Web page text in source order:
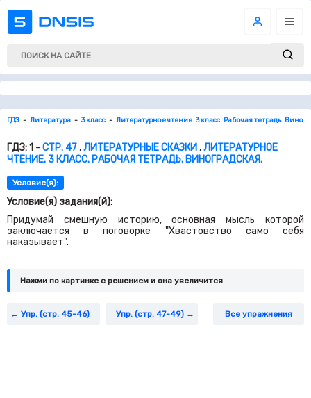
ГДЗ Литература 3 класс Литературное чтение. 3 класс. Рабочая тетрадь.
ГДЗ: 1 -СТР. 47,ЛИТЕРАТУРНЫЕ СКАЗКИ,ЛИТЕРАТУРНОЕ
ЧТЕНИЕ. 3 КЛАСС. РАБОЧАЯ ТЕТРАДЬ. ВИНОГРАДСКАЯ.
Условие(я):
Условие(я) задания(й):
Придумай смешную историю, основная мысль которой
заключается в поговорке "Хвастовство само себя
наказывает".
Нажми по картинке c решением и она увеличится
Упр. (стр. 45-46) Упр. (стр. 47-49) Все упражнения